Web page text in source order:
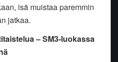
isä muistaa paremmin
jatkaa.
– SM3-luokassa